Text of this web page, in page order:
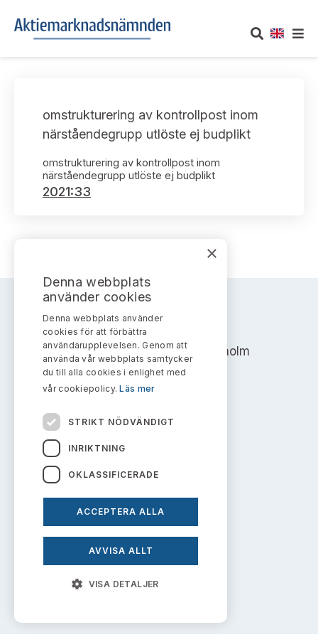
Om oss
Informationsgivning
Arbetsordning
Ledamöter
Huvudmän
Publikationer och anföranden
UTTALANDEN
Om nämndens uttalanden
Framställningar och konsultation
Uttalanden sorterade ämnesvis
Sök uttalanden
Avgifter
Prenumerera
TAKEOVER-REGLER
Prenumerera
Bildarkiv
Kontakt angående ansökningar och uttalanden
Kontakt administrativa ärenden
omstrukturering av kontrollpost inom
närståendegrupp utlöste ej budplikt
omstrukturering av kontrollpost inom
närståendegrupp utlöste ej budplikt
2021:33
AKTIEMARKNADSNÄMNDEN
Address: Box 7354, 103 90 Stockholm
info@aktiemarknadsnamnden.se
Om innehållet
Om webbplatsen
Personuppgiftspolicy
Prenumerera på uttalanden
×
Denna webbplats
använder cookies
Denna webbplats använder
cookies för att förbättra
användarupplevelsen. Genom att
använda vår webbplats samtycker
du till alla cookies i enlighet med
vår cookiepolicy.Läs mer
STRIKT NÖDVÄNDIGT
INRIKTNING
OKLASSIFICERADE
ACCEPTERA ALLA
AVVISA ALLT
VISA DETALJER